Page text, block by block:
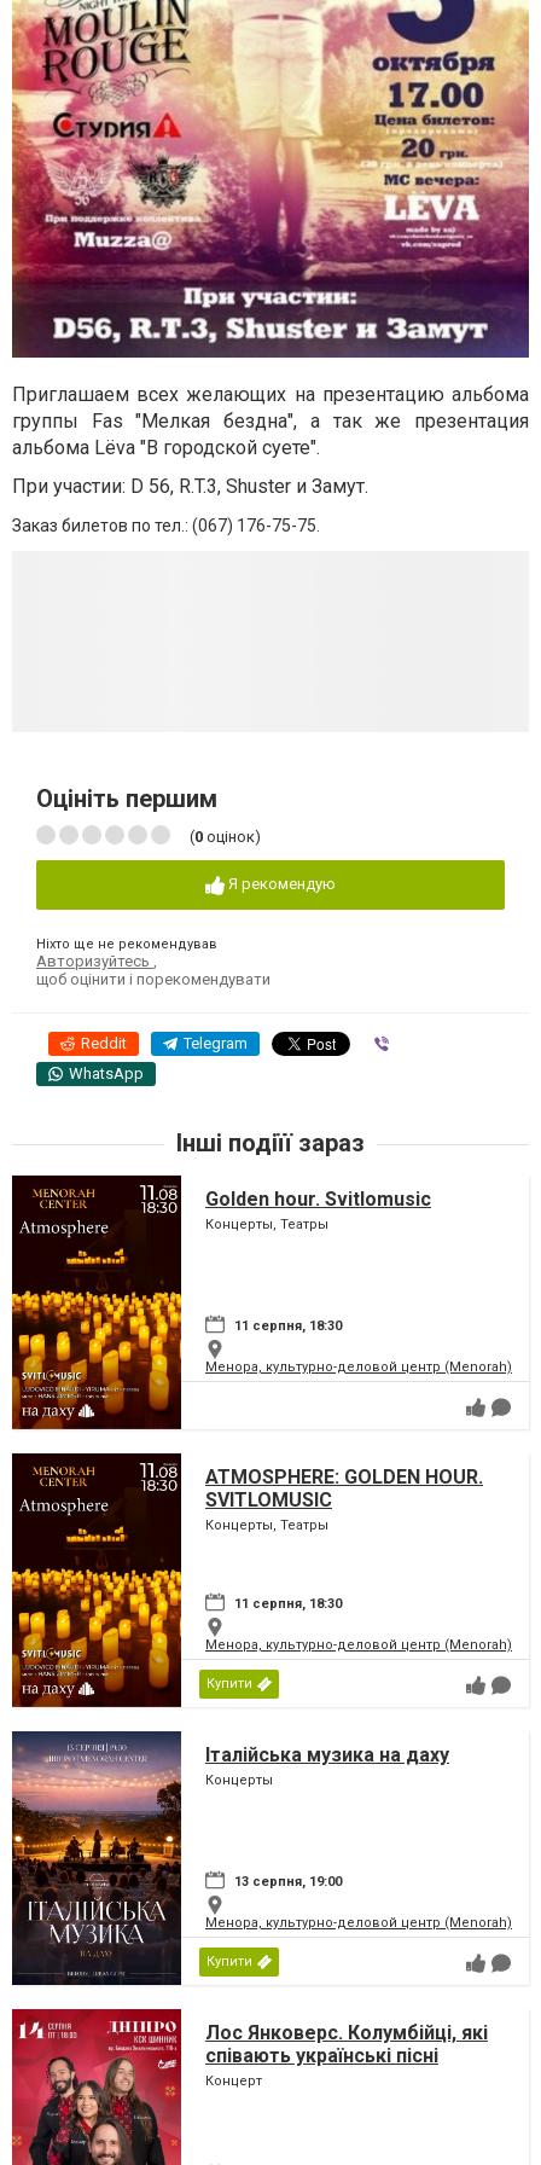
Приглашаем всех желающих на презентацию альбома
группы Fas "Мелкая бездна", а так же презентация
альбома Lёva "В городской суете".
При участии: D 56, R.T.3, Shuster и Замут.
Заказ билетов по тел.: (067) 176-75-75
Оцініть першим
(0 оцінок)
Я рекомендую
Ніхто ще не рекомендував
Авторизуйтесь
щоб оцінити і порекомендувати
Reddit Telegram
WhatsApp
Інші подіїї зараз
Golden hour. Svitlomusic
Концерты, Театры
11 серпня, 18:30
Менора, культурно-деловой центр (Menorah)
ATMOSPHERE: GOLDEN HOUR.
SVITLOMUSIC
Концерты, Театры
11 серпня, 18:30
Менора, культурно-деловой центр (Menorah)
Купити
Італійська музика на даху
Концерты
13 серпня, 19:00
Менора, культурно-деловой центр (Menorah)
Купити
Лос Янковерс. Колумбійці, які
співають українські пісні
Концерт